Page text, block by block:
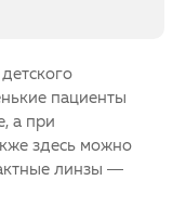
пациенты
а при
здесь можно
линзы —